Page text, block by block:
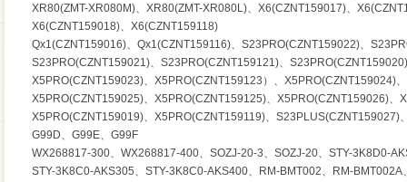
XR80(ZMT-XR080M)、XR80(ZMT-XR080L)、X6(CZNT159017)、
X6(CZNT159018)、X6(CZNT159118)
Qx1(CZNT159016)、Qx1(CZNT159116)、S23PRO(CZNT159022)、
S23PRO(CZNT159021)、S23PRO(CZNT159121)、
X5PRO(CZNT159023)、X5PRO(CZNT159123）、X5PRO(CZNT159024)
X5PRO(CZNT159025)、X5PRO(CZNT159125)、X5PRO(CZNT159026)、
X5PRO(CZNT159019)、X5PRO(CZNT159119)、S23PLUS(CZNT159027)
G99D、G99E、G99F
WX268817-300、WX268817-400、SOZJ-20-3、SOZJ-20、STY-3K8D0-
STY-3K8C0-AKS305、STY-3K8C0-AKS400、RM-BMT002、RM-